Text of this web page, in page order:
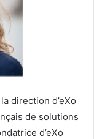
direction d’eXo
de solutions
d’eXo